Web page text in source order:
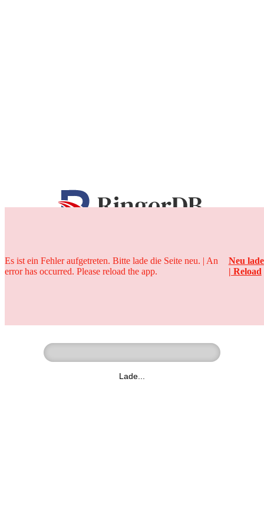
25 Jahre
Lade...
Es ist ein Fehler aufgetreten. Bitte lade die Seite neu. | An
error has occurred. Please reload the app.
Neu
| Reload